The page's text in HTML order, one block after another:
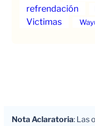
refrendación
Victimas
Nota Aclaratoria: Las